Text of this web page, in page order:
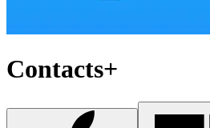
Contacts+